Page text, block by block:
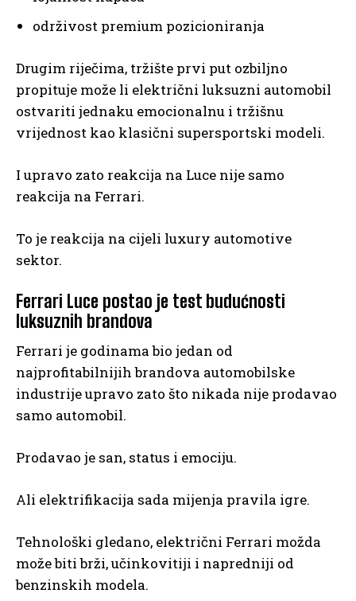
održivost premium pozicioniranja
Drugim riječima, tržište prvi put ozbiljno
propituje može li električni luksuzni automobil
ostvariti jednaku emocionalnu i tržišnu
vrijednost kao klasični supersportski modeli.
I upravo zato reakcija na Luce nije samo
reakcija na Ferrari.
To je reakcija na cijeli luxury automotive
sektor.
Ferrari Luce postao je test budućnosti
luksuznih brandova
Ferrari je godinama bio jedan od
najprofitabilnijih brandova automobilske
industrije upravo zato što nikada nije prodavao
samo automobil.
Prodavao je san, status i emociju.
Ali elektrifikacija sada mijenja pravila igre.
Tehnološki gledano, električni Ferrari možda
može biti brži, učinkovitiji i napredniji od
benzinskih modela.